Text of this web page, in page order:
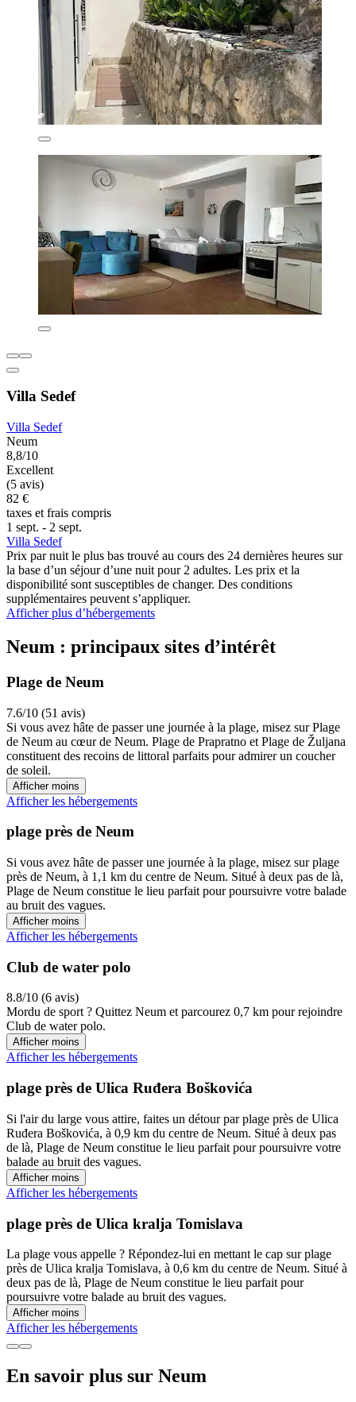
Villa Sedef
Villa Sedef
Neum
8,8/10
Excellent
(5 avis)
82 €
taxes et frais compris
1 sept. - 2 sept.
Villa Sedef
Prix par nuit le plus bas trouvé au cours des 24 dernières heures sur
la base d’un séjour d’une nuit pour 2 adultes. Les prix et la
disponibilité sont susceptibles de changer. Des conditions
supplémentaires peuvent s’appliquer.
Afficher plus d’hébergements
Neum : principaux sites d’intérêt
Plage de Neum
7.6/10 (51 avis)
Si vous avez hâte de passer une journée à la plage, misez sur Plage
de Neum au cœur de Neum. Plage de Prapratno et Plage de Žuljana
constituent des recoins de littoral parfaits pour admirer un coucher
de soleil.
Afficher moins
Afficher les hébergements
plage près de Neum
Si vous avez hâte de passer une journée à la plage, misez sur plage
près de Neum, à 1,1 km du centre de Neum. Situé à deux pas de là,
Plage de Neum constitue le lieu parfait pour poursuivre votre balade
au bruit des vagues.
Afficher moins
Afficher les hébergements
Club de water polo
8.8/10 (6 avis)
Mordu de sport ? Quittez Neum et parcourez 0,7 km pour rejoindre
Club de water polo.
Afficher moins
Afficher les hébergements
plage près de Ulica Ruđera Boškovića
Si l'air du large vous attire, faites un détour par plage près de Ulica
Ruđera Boškovića, à 0,9 km du centre de Neum. Situé à deux pas
de là, Plage de Neum constitue le lieu parfait pour poursuivre votre
balade au bruit des vagues.
Afficher moins
Afficher les hébergements
plage près de Ulica kralja Tomislava
La plage vous appelle ? Répondez-lui en mettant le cap sur plage
près de Ulica kralja Tomislava, à 0,6 km du centre de Neum. Situé à
deux pas de là, Plage de Neum constitue le lieu parfait pour
poursuivre votre balade au bruit des vagues.
Afficher moins
Afficher les hébergements
En savoir plus sur Neum